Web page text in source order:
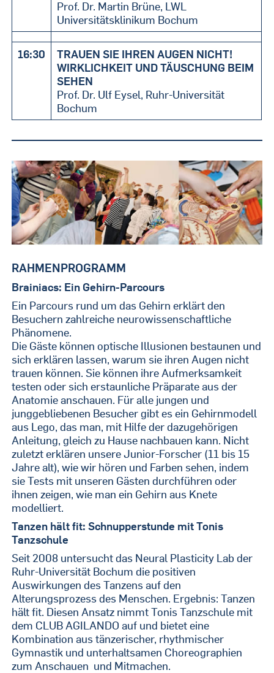
Prof. Dr. Martin Brüne, LWL
Universitätsklinikum Bochum
16:30
TRAUEN SIE IHREN AUGEN NICHT!
WIRKLICHKEIT UND TÄUSCHUNG BEIM
SEHEN
Prof. Dr. Ulf Eysel, Ruhr-Universität
Bochum
RAHMENPROGRAMM
Brainiacs: Ein Gehirn-Parcours
Ein Parcours rund um das Gehirn erklärt den
Besuchern zahlreiche neurowissenschaftliche
Phänomene.
Die Gäste können optische Illusionen bestaunen und
sich erklären lassen, warum sie ihren Augen nicht
trauen können. Sie können ihre Aufmerksamkeit
testen oder sich erstaunliche Präparate aus der
Anatomie anschauen. Für alle jungen und
junggebliebenen Besucher gibt es ein Gehirnmodell
aus Lego, das man, mit Hilfe der dazugehörigen
Anleitung, gleich zu Hause nachbauen kann. Nicht
zuletzt erklären unsere Junior-Forscher (11 bis 15
Jahre alt), wie wir hören und Farben sehen, indem
sie Tests mit unseren Gästen durchführen oder
ihnen zeigen, wie man ein Gehirn aus Knete
modelliert.
Tanzen hält fit: Schnupperstunde mit Tonis
Tanzschule
Seit 2008 untersucht das Neural Plasticity Lab der
Ruhr-Universität Bochum die positiven
Auswirkungen des Tanzens auf den
Alterungsprozess des Menschen. Ergebnis: Tanzen
hält fit. Diesen Ansatz nimmt Tonis Tanzschule mit
dem CLUB AGILANDO auf und bietet eine
Kombination aus tänzerischer, rhythmischer
Gymnastik und unterhaltsamen Choreographien
zum Anschauen und Mitmachen.